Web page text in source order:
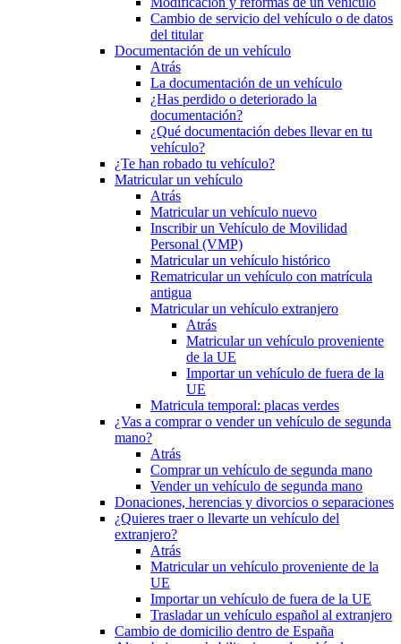
Cambio de servicio del vehículo o de datos
del titular
Documentación de un vehículo
Atrás
La documentación de un vehículo
¿Has perdido o deteriorado la
documentación?
¿Qué documentación debes llevar en tu
vehículo?
¿Te han robado tu vehículo?
Matricular un vehículo
Atrás
Matricular un vehículo nuevo
Inscribir un Vehículo de Movilidad
Personal (VMP)
Matricular un vehículo histórico
Rematricular un vehículo con matrícula
antigua
Matricular un vehículo extranjero
Atrás
Matricular un vehículo proveniente
de la UE
Importar un vehículo de fuera de la
UE
Matricula temporal: placas verdes
¿Vas a comprar o vender un vehículo de segunda
mano?
Atrás
Comprar un vehículo de segunda mano
Vender un vehículo de segunda mano
Donaciones, herencias y divorcios o separaciones
¿Quieres traer o llevarte un vehículo del
extranjero?
Atrás
Matricular un vehículo proveniente de la
UE
Importar un vehículo de fuera de la UE
Trasladar un vehículo español al extranjero
Cambio de domicilio dentro de España